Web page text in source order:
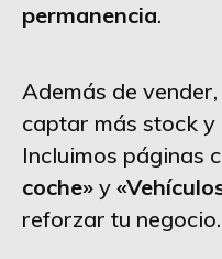
permanencia.
Además de
captar más stock y
Incluimos páginas
coche» y
reforzar tu negocio.